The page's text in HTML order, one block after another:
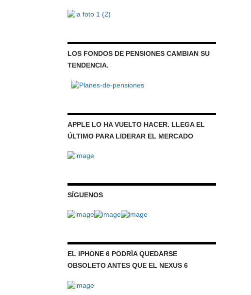
LOS FONDOS DE PENSIONES CAMBIAN SU
TENDENCIA.
APPLE LO HA VUELTO HACER. LLEGA EL
ÚLTIMO PARA LIDERAR EL MERCADO
SÍGUENOS
EL IPHONE 6 PODRÍA QUEDARSE
OBSOLETO ANTES QUE EL NEXUS 6